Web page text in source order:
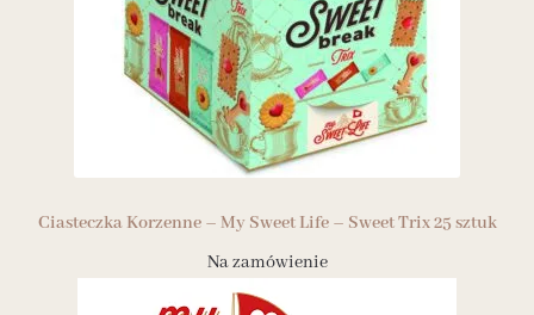
Ciasteczka Korzenne – My Sweet Life – Sweet Trix 25 sztuk
Na zamówienie